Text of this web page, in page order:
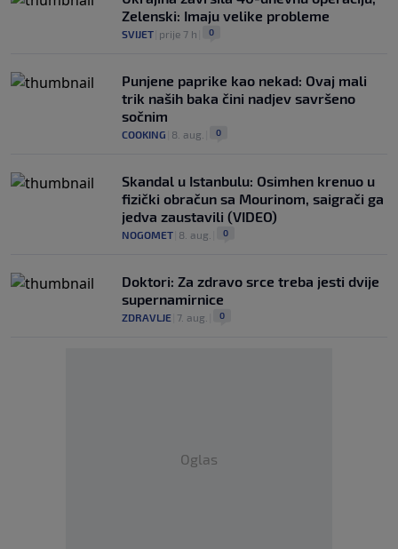
Zelenski: Imaju velike probleme
SVIJET prije 7 h 0
Punjene paprike kao nekad: Ovaj mali
trik naših baka čini nadjev savršeno
sočnim
COOKING 8. aug. 0
Skandal u Istanbulu: Osimhen krenuo u
fizički obračun sa Mourinom, saigrači ga
jedva zaustavili (VIDEO)
NOGOMET 8. aug. 0
Doktori: Za zdravo srce treba jesti dvije
supernamirnice
ZDRAVLJE 7. aug. 0
Oglas